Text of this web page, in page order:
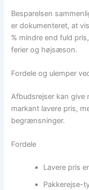
Besparelsen
er dokumenteret, at
% mindre end fuld
ferier og højsæson.
Fordele og ulemper
Afbudsrejser kan give
markant lavere pris,
begrænsninger.
Fordele
Lavere pris
Pakkerejse-